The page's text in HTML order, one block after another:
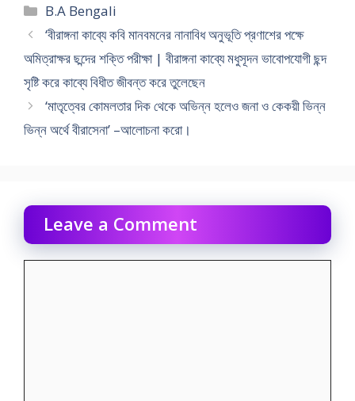
Categories
B.A Bengali
‘বীরাঙ্গনা কাব্যে কবি মানবমনের নানাবিধ অনুভূতি প্রণাশের পক্ষে
অমিত্রাক্ষর ছন্দের শক্তি পরীক্ষা | বীরাঙ্গনা কাব্যে মধুসূদন ভাবোপযোগী ছন্দ
সৃষ্টি করে কাব্যে বিধীত জীবন্ত করে তুলেছেন
‘মাতৃত্বের কোমলতার দিক থেকে অভিন্ন হলেও জনা ও কেকয়ী ভিন্ন
ভিন্ন অর্থে বীরাসেনা’ –আলোচনা করো।
Leave a Comment